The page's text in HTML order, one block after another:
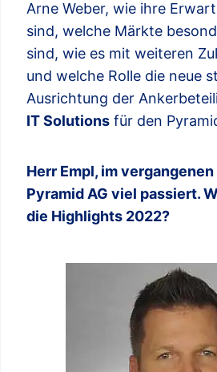
Arne Weber, wie ihre
sind, welche Märkte
sind, wie es mit weiteren
und welche Rolle die neue
Ausrichtung der
IT Solutions für den
Herr Empl, im
Pyramid AG viel passiert.
die Highlights 2022?